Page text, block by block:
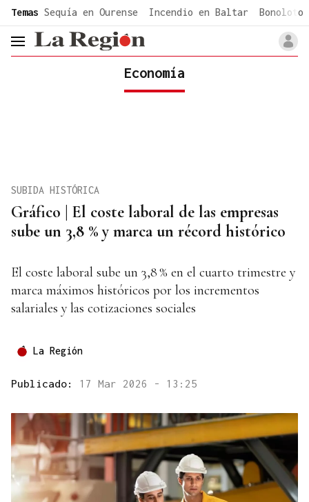
common.go-to-content
Temas Sequía en Ourense Incendio en Baltar Bonoloto
header.menu.open
Economía
Gráfico | El coste laboral de las empresas
sube un 3,8 % y marca un récord histórico
SUBIDA HISTÓRICA
El coste laboral sube un 3,8 % en el cuarto trimestre y
marca máximos históricos por los incrementos
salariales y las cotizaciones sociales
La Región
Publicado: 17 Mar 2026 - 13:25